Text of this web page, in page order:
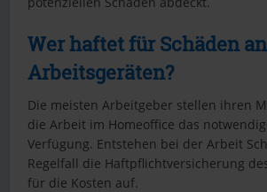
Wer haftet für Schäden an
Arbeitsgeräten?
Die meisten Arbeitgeber stellen ihren
die Arbeit im Homeoffice das
Verfügung. Entstehen bei der Arbeit
Regelfall die Haftpflichtversicherung
für die Kosten auf.